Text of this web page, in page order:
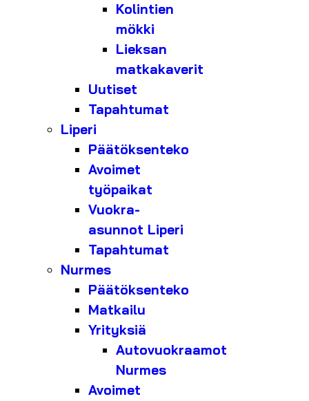
Kolintien
mökki
Lieksan
matkakaverit
Uutiset
Tapahtumat
Liperi
Päätöksenteko
Avoimet
työpaikat
Vuokra-
asunnot Liperi
Tapahtumat
Nurmes
Päätöksenteko
Matkailu
Yrityksiä
Autovuokraamot
Nurmes
Avoimet